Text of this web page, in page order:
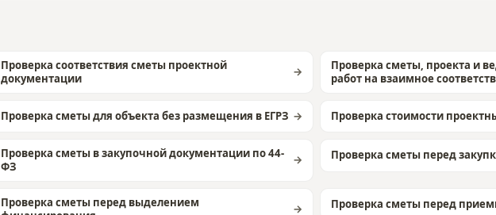
Проверка соответствия сметы проектной
документации
Проверка сметы, проекта и
работ на взаимное
Проверка сметы для объекта без размещения в ЕГРЗ Проверка стоимости
Проверка сметы в закупочной документации по 44-
ФЗ
Проверка сметы перед
Проверка сметы перед выделением
Проверка сметы перед